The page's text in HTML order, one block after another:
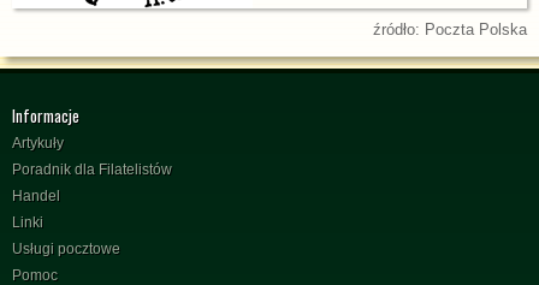
źródło: Poczta Polska
Informacje
Artykuły
Poradnik dla Filatelistów
Handel
Linki
Usługi pocztowe
Pomoc